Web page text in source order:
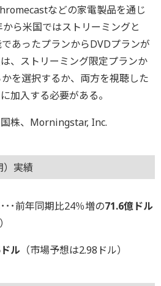
などの家電製品を通じ
ら米国ではストリーミングと
あったプランからDVDプランが
、ストリーミング限定プランか
を選択するか、両方を視聴した
加入する必要がある。
株、Morningstar, Inc.
）実績
･前年同期比24％増の71.6億ドル
ル （市場予想は2.98ドル）